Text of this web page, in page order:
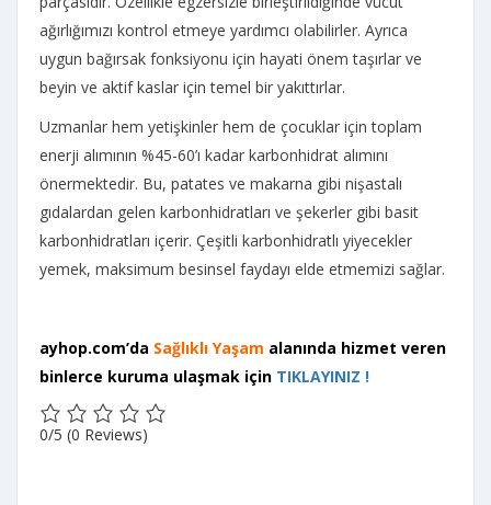
ağırlığımızı kontrol etmeye yardımcı olabilirler. Ayrıca
uygun bağırsak fonksiyonu için hayati önem taşırlar ve
beyin ve aktif kaslar için temel bir yakıttırlar.
Uzmanlar hem yetişkinler hem de çocuklar için toplam
enerji alımının %45-60’ı kadar karbonhidrat alımını
önermektedir. Bu, patates ve makarna gibi nişastalı
gıdalardan gelen karbonhidratları ve şekerler gibi basit
karbonhidratları içerir. Çeşitli karbonhidratlı yiyecekler
yemek, maksimum besinsel faydayı elde etmemizi sağlar.
ayhop.com’da Sağlıklı Yaşam alanında hizmet veren
binlerce kuruma ulaşmak için TIKLAYINIZ !
0/5 (0 Reviews)